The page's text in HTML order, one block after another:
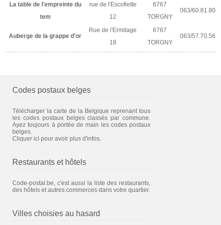
La table de l'empreinte du
tem
rue de l'Escofiette
12
6767
TORGNY
063/60.81.80
Auberge de la grappe d'or
Rue de l'Ermitage
18
6767
TORGNY
063/57.70.56
Codes postaux belges
Télécharger la carte de la Belgique reprenant tous
les codes postaux belges classés par commune.
Ayez toujours à portée de main les codes postaux
belges.
Cliquer ici pour avoir plus d'infos.
Restaurants et hôtels
Code-postal.be, c'est aussi la liste des restaurants,
des hôtels et autres commerces dans votre quartier.
Villes choisies au hasard